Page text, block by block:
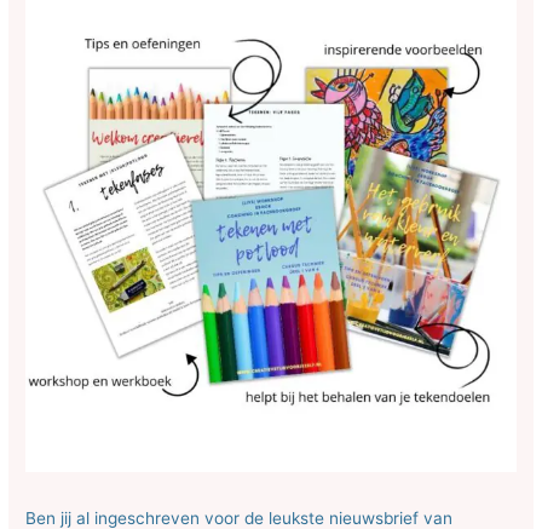
Ben jij al ingeschreven voor de leukste nieuwsbrief van